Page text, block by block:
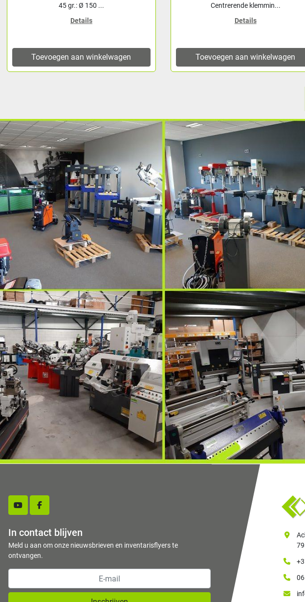
45 gr.: Ø 150 ...
Details
Toevoegen aan winkelwagen
Centrerende klemmin...
Details
Toevoegen aan winkelwagen
youtubefacebook
In contact blijven
Meld u aan om onze nieuwsbrieven en inventarisflyers te
ontvangen.